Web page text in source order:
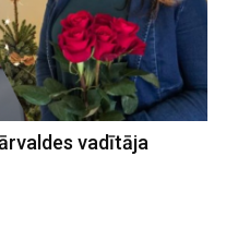
vadītāja